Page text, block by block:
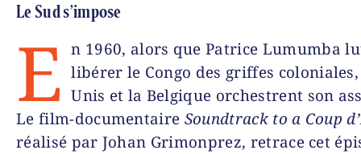
Le Sud s’impose
E n 1960, alors que Patrice Lumumba
libérer le Congo des griffes
Unis et la Belgique orchestrent son
Le film-documentaire Soundtrack to a Coup
réalisé par Johan Grimonprez, retrace cet